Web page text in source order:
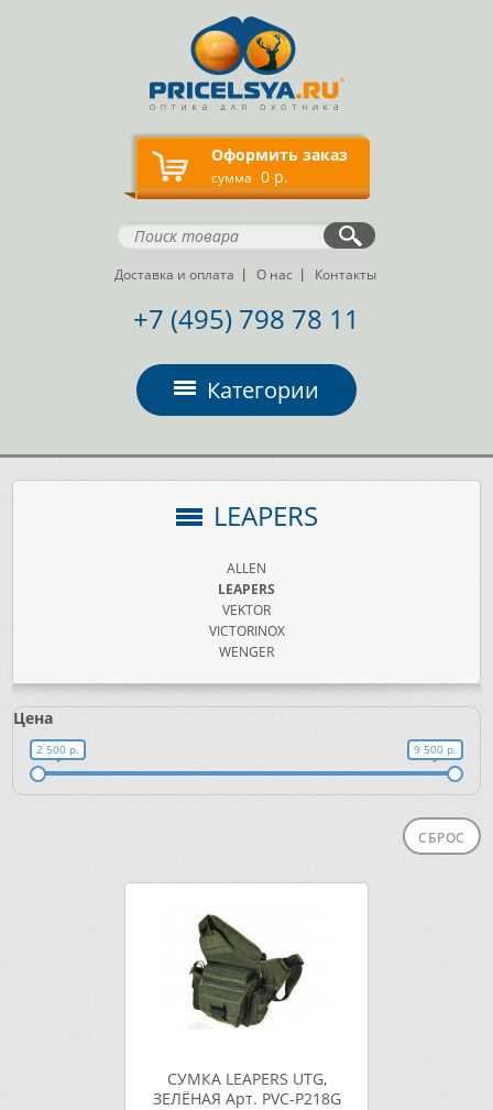
Оформить заказ
сумма 0 р.
Доставка и оплата О нас Контакты
+7 (495) 798 78 11
Категории
LEAPERS
ALLEN
LEAPERS
VEKTOR
VICTORINOX
WENGER
Цена
2 500 р. 9 500 р.
СБРОС
СУМКА LEAPERS UTG,
ЗЕЛЁНАЯ Арт. PVC-P218G